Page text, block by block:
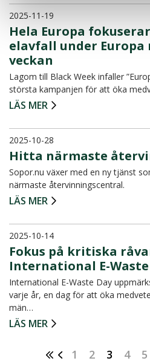
2025-11-19
Hela Europa
elavfall under
veckan
Lagom till Black Week infaller
största kampanjen för att öka
LÄS MER
2025-10-28
Hitta närmaste
Sopor.nu växer med en ny tjänst
närmaste återvinningscentral.
LÄS MER
2025-10-14
Fokus på kritiska
International E-Waste
International E-Waste Day
varje år, en dag för att öka
män…
LÄS MER
1 2 3 4 5